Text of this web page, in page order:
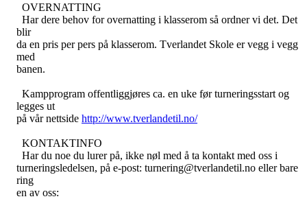
OVERNATTING
Har dere behov for overnatting i klasserom så ordner vi det. Det
blir
da en pris per pers på klasserom. Tverlandet Skole er vegg i vegg
med
banen.
Kampprogram offentliggjøres ca. en uke før turneringsstart og
legges ut
på vår nettside http://www.tverlandetil.no/
KONTAKTINFO
Har du noe du lurer på, ikke nøl med å ta kontakt med oss i
turneringsledelsen, på e-post: turnering@tverlandetil.no eller bare
ring
en av oss: